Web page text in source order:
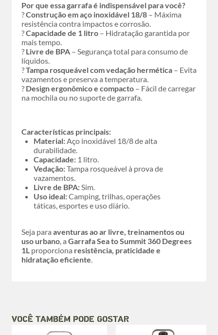
Por que essa garrafa é indispensável para você?
?Construção em aço inoxidável 18/8 – Máxima
resistência contra impactos e corrosão.
?Capacidade de 1 litro – Hidratação garantida por
mais tempo.
? Livre de BPA – Segurança total para consumo de
líquidos.
?Tampa rosqueável com vedação hermética – Evita
vazamentos e preserva a temperatura.
? Design ergonômico e compacto – Fácil de carregar
na mochila ou no suporte de garrafa.
Características principais:
Material:Aço inoxidável 18/8 de alta
durabilidade.
Capacidade: 1 litro.
Vedação:Tampa rosqueável à prova de
vazamentos.
Livre de BPA:Sim.
Uso ideal:Camping, trilhas, operações
táticas, esportes e uso diário.
Seja para aventuras ao ar livre, treinamentos ou
uso urbano, a Garrafa Sea to Summit 360 Degrees
1L proporciona resistência, praticidade e
hidratação eficiente.
VOCÊ TAMBÉM PODE GOSTAR